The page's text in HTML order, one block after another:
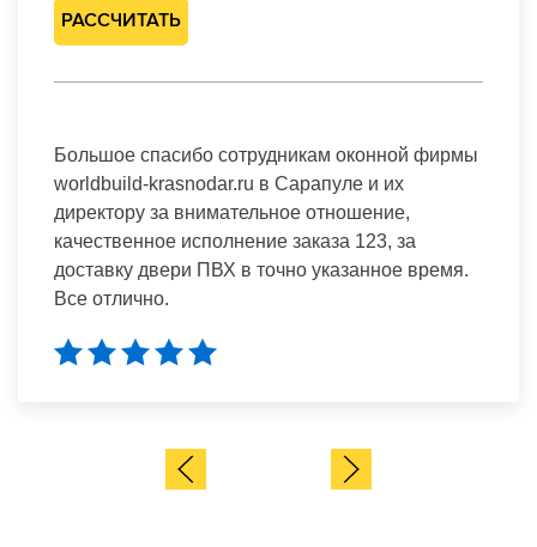
РАССЧИТАТЬ
Большое спасибо сотрудникам оконной фирмы
worldbuild-krasnodar.ru в Сарапуле и их
директору за внимательное отношение,
качественное исполнение заказа 123, за
доставку двери ПВХ в точно указанное время.
Все отлично.